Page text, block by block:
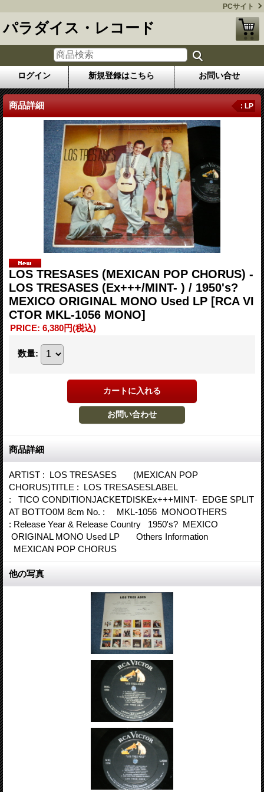
PCサイト
パラダイス・レコード
ログイン 新規登録はこちら お問い合せ
商品詳細 : LP
LOS TRESASES (MEXICAN POP CHORUS) -
LOS TRESASES (Ex+++/MINT- ) / 1950's?
MEXICO ORIGINAL MONO Used LP [RCA VI
CTOR MKL-1056 MONO]
PRICE: 6,380円(税込)
数量:
商品詳細
ARTIST : LOS TRESASES (MEXICAN POP
CHORUS)TITLE : LOS TRESASESLABEL
: TICO CONDITIONJACKETDISKEx+++MINT- EDGE SPLIT
AT BOTTO0M 8cm No. : MKL-1056 MONOOTHERS
: Release Year & Release Country 1950's? MEXICO
ORIGINAL MONO Used LP Others Information
MEXICAN POP CHORUS
他の写真